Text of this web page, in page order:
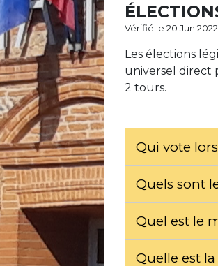
Vérifié le 20 Jun
Les élections
universel direct
2 tours.
Qui vote
Quels sont
Quel est le
Quelle est